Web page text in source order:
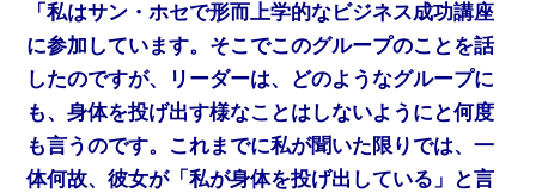
「私はサン・ホセで形而上学的なビジネス成功講座
に参加しています。そこでこのグループのことを話
したのですが、リーダーは、どのようなグループに
も、身体を投げ出す様なことはしないようにと何度
も言うのです。これまでに私が聞いた限りでは、一
体何故、彼女が「私が身体を投げ出している」と言